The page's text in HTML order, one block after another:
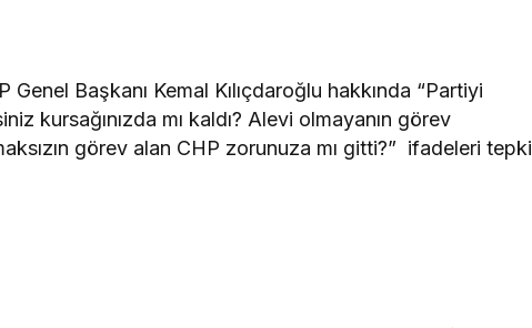
Genel Başkanı Kemal Kılıçdaroğlu hakkında “Partiyi
kursağınızda mı kaldı? Alevi olmayanın görev
görev alan CHP zorunuza mı gitti?” ifadeleri tepki